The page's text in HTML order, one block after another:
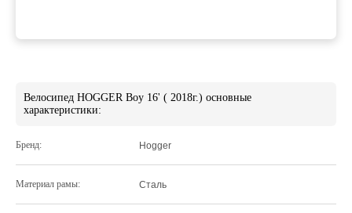
Велосипед HOGGER Boy 16' ( 2018г.) основные
характеристики:
Бренд: Hogger
Материал рамы: Сталь